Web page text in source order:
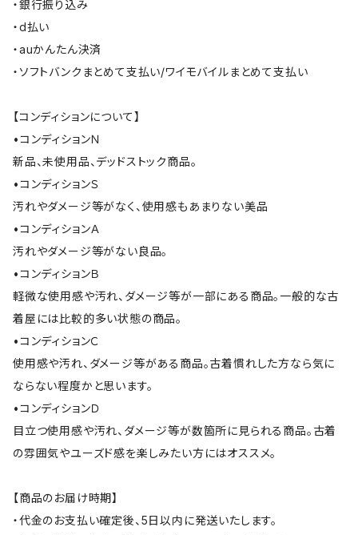
・銀行振り込み
・d払い
・auかんたん決済
・ソフトバンクまとめて支払い/ワイモバイルまとめて支払い
【コンディションについて】
•コンディションＮ
新品、未使用品、デッドストック商品。
•コンディションＳ
汚れやダメージ等がなく、使用感もあまりない美品
•コンディションＡ
汚れやダメージ等がない良品。
•コンディションＢ
軽微な使用感や汚れ、ダメージ等が一部にある商品。一般的な古
着屋には比較的多い状態の商品。
•コンディションＣ
使用感や汚れ、ダメージ等がある商品。古着慣れした方なら気に
ならない程度かと思います。
•コンディションＤ
目立つ使用感や汚れ、ダメージ等が数箇所に見られる商品。古着
の雰囲気やユーズド感を楽しみたい方にはオススメ。
【商品のお届け時期】
・代金のお支払い確定後、5日以内に発送いたします。